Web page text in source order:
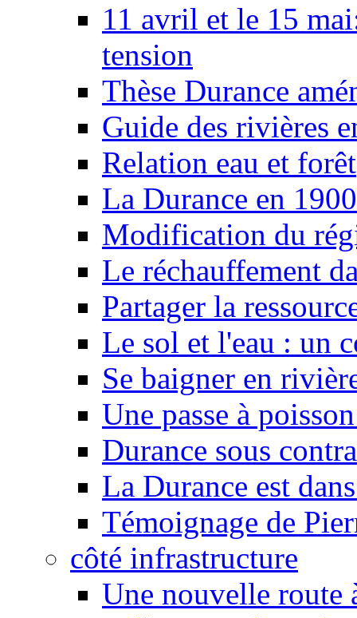
11 avril et le 15
tension
Thèse Durance
Guide des rivières
Relation eau et forêt
La Durance en 1900
Modification du
Le réchauffement
Partager la
Le sol et l'eau : un
Se baigner en
Une passe à
Durance sous
La Durance est
Témoignage de
côté infrastructure
Une nouvelle route